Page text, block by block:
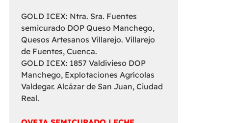
GOLD ICEX: Ntra. Sra. Fuentes
semicurado DOP Queso Manchego,
Quesos Artesanos Villarejo. Villarejo
de Fuentes, Cuenca.
GOLD ICEX: 1857 Valdivieso DOP
Manchego, Explotaciones Agrícolas
Valdegar. Alcázar de San Juan, Ciudad
Real.